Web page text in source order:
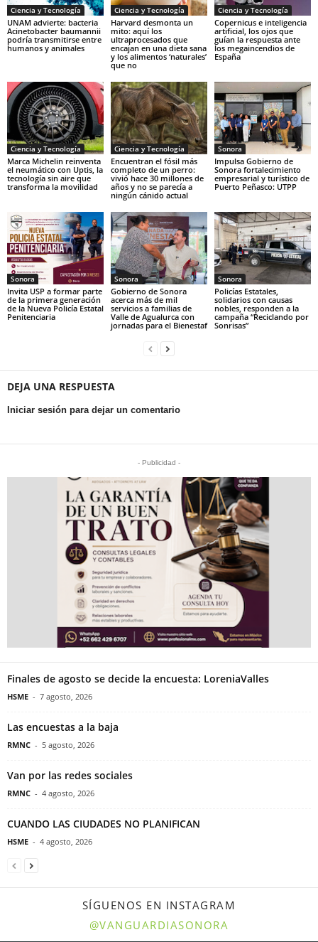
Ciencia y Tecnología
UNAM advierte: bacteria
Acinetobacter baumannii
podría transmitirse entre
humanos y animales
Ciencia y Tecnología
Harvard desmonta un
mito: aquí los
ultraprocesados que
encajan en una dieta sana
y los alimentos ‘naturales’
que no
Ciencia y Tecnología
Copernicus e inteligencia
artificial, los ojos que
guían la respuesta ante
los megaincendios de
España
Ciencia y Tecnología
Marca Michelin reinventa
el neumático con Uptis, la
tecnología sin aire que
transforma la movilidad
Ciencia y Tecnología
Encuentran el fósil más
completo de un perro:
vivió hace 30 millones de
años y no se parecía a
ningún cánido actual
Sonora
Impulsa Gobierno de
Sonora fortalecimiento
empresarial y turístico de
Puerto Peñasco: UTPP
Sonora
Invita USP a formar parte
de la primera generación
de la Nueva Policía Estatal
Penitenciaria
Sonora
Gobierno de Sonora
acerca más de mil
servicios a familias de
Valle de Agualurca con
jornadas para el Bienestaf
Sonora
Policías Estatales,
solidarios con causas
nobles, responden a la
campaña “Reciclando por
Sonrisas”
DEJA UNA RESPUESTA
Iniciar sesión para dejar un comentario
- Publicidad -
Finales de agosto se decide la encuesta: LoreniaValles
HSME - 7 agosto, 2026
Las encuestas a la baja
RMNC - 5 agosto, 2026
Van por las redes sociales
RMNC - 4 agosto, 2026
CUANDO LAS CIUDADES NO PLANIFICAN
HSME - 4 agosto, 2026
SÍGUENOS EN INSTAGRAM
@VANGUARDIASONORA